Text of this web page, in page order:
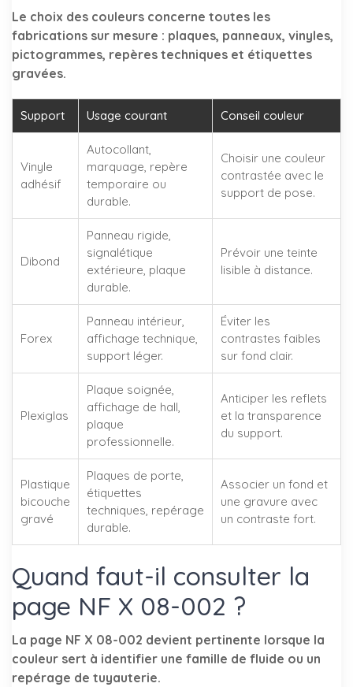
Le choix des couleurs concerne toutes les
fabrications sur mesure : plaques, panneaux, vinyles,
pictogrammes, repères techniques et étiquettes
gravées.
Support Usage courant Conseil couleur
Vinyle
adhésif
Autocollant,
marquage, repère
temporaire ou
durable.
Choisir une couleur
contrastée avec le
support de pose.
Dibond
Panneau rigide,
signalétique
extérieure, plaque
durable.
Prévoir une teinte
lisible à distance.
Forex
Panneau intérieur,
affichage technique,
support léger.
Éviter les
contrastes faibles
sur fond clair.
Plexiglas
Plaque soignée,
affichage de hall,
plaque
professionnelle.
Anticiper les reflets
et la transparence
du support.
Plastique
bicouche
gravé
Plaques de porte,
étiquettes
techniques, repérage
durable.
Associer un fond et
une gravure avec
un contraste fort.
Quand faut-il consulter la
page NF X 08-002 ?
La page NF X 08-002 devient pertinente lorsque la
couleur sert à identifier une famille de fluide ou un
repérage de tuyauterie.